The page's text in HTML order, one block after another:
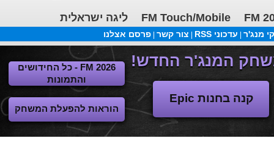
FM
FM Touch/Mobile ליגה ישראלית
מנג'ר עדכוני RSS צור קשר פרסם אצלנו
קנה בחנות Epic
FM 2026 - כל החידושים
והתמונות
הוראות להפעלת המשחק